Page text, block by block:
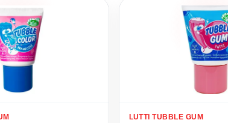
LUTTI TUBBLE GUM